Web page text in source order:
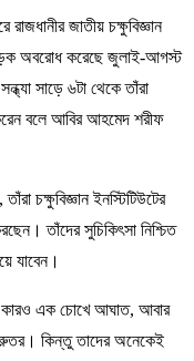
জাতীয় চক্ষুবিজ্ঞান
সড়ক অবরোধ করেছে জুলাই-আগস্ট
সাড়ে ৬টা থেকে তাঁরা
বলে আবির আহমেদ শরীফ
চক্ষুবিজ্ঞান ইনস্টিটিউটের
তাঁদের সুচিকিৎসা নিশ্চিত
যাবেন।
কারও এক চোখে আঘাত, আবার
কিন্তু তাদের অনেকেই